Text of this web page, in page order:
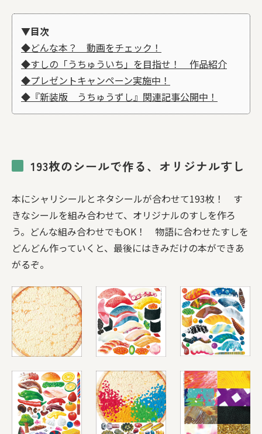
▼目次
◆どんな本？ 動画をチェック！
◆すしの「うちゅういち」を目指せ！ 作品紹介
◆プレゼントキャンペーン実施中！
◆『新装版 うちゅうずし』関連記事公開中！
193枚のシールで作る、オリジナルすし
本にシャリシールとネタシールが合わせて193枚！ す
きなシールを組み合わせて、オリジナルのすしを作ろ
う。どんな組み合わせでもOK！ 物語に合わせたすしを
どんどん作っていくと、最後にはきみだけの本ができあ
がるぞ。